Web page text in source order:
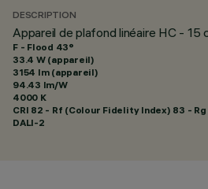
DESCRIPTION
Appareil de plafond linéaire HC - 15
F - Flood 43°
33.4 W (appareil)
3154 lm (appareil)
94.43 lm/W
4000 K
CRI 82 - Rf (Colour Fidelity Index) 83 -
DALI-2